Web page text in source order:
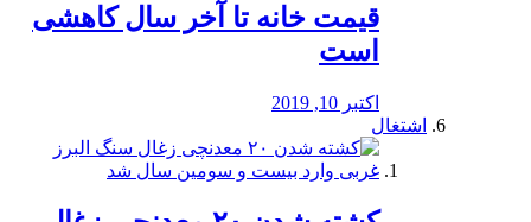
قیمت خانه تا آخر سال کاهشی
است
اکتبر 10, 2019
اشتغال